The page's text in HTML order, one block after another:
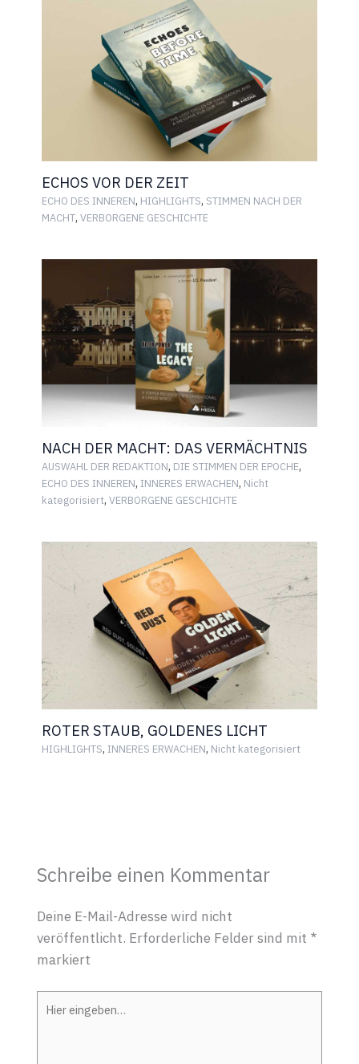
ECHOS VOR DER ZEIT
ECHO DES INNEREN, HIGHLIGHTS, STIMMEN NACH DER
MACHT, VERBORGENE GESCHICHTE
NACH DER MACHT: DAS VERMÄCHTNIS
AUSWAHL DER REDAKTION, DIE STIMMEN DER EPOCHE,
ECHO DES INNEREN, INNERES ERWACHEN, Nicht
kategorisiert, VERBORGENE GESCHICHTE
ROTER STAUB, GOLDENES LICHT
HIGHLIGHTS, INNERES ERWACHEN, Nicht kategorisiert
Schreibe einen Kommentar
Deine E-Mail-Adresse wird nicht
veröffentlicht. Erforderliche Felder sind mit *
markiert
eingeben…